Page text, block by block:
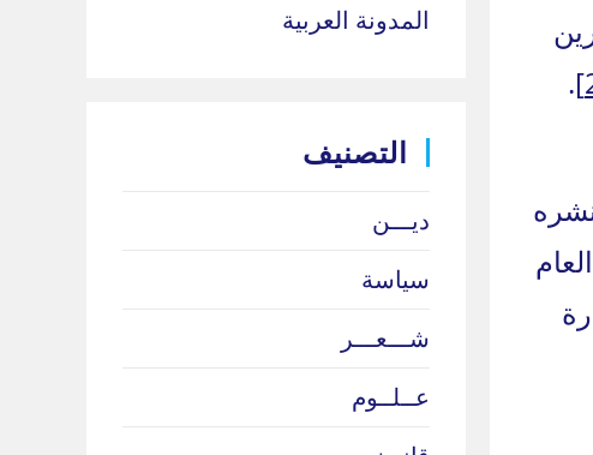
.
العام
المدونة العربية
التصنيف
ديـــن
سياسة
شـــعـــر
عــلــوم